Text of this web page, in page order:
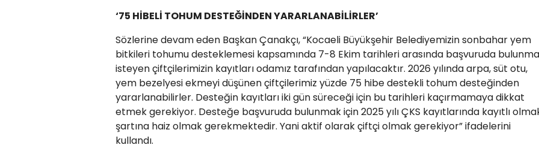
‘75 HİBELİ TOHUM DESTEĞİNDEN YARARLANABİLİRLER’
Sözlerine devam eden Başkan Çanakçı, “Kocaeli Büyükşehir Belediyemizin sonbahar yem
bitkileri tohumu desteklemesi kapsamında 7-8 Ekim tarihleri arasında başvuruda
isteyen çiftçilerimizin kayıtları odamız tarafından yapılacaktır. 2026 yılında arpa, süt otu,
yem bezelyesi ekmeyi düşünen çiftçilerimiz yüzde 75 hibe destekli tohum desteğinden
yararlanabilirler. Desteğin kayıtları iki gün süreceği için bu tarihleri kaçırmamaya dikkat
etmek gerekiyor. Desteğe başvuruda bulunmak için 2025 yılı ÇKS kayıtlarında kayıtlı
şartına haiz olmak gerekmektedir. Yani aktif olarak çiftçi olmak gerekiyor” ifadelerini
kullandı.